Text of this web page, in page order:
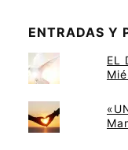
ENTRADAS Y
EL